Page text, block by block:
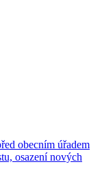
obecním úřadem
osazení nových